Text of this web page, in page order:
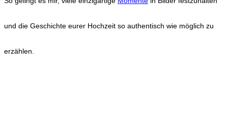
und die Geschichte eurer Hochzeit so authentisch wie möglich zu
erzählen.